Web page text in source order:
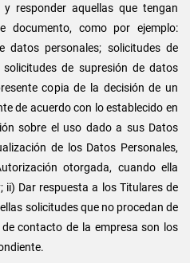
responder aquellas que tengan
documento, como por ejemplo:
datos personales; solicitudes de
de supresión de datos
copia de la decisión de un
de acuerdo con lo establecido en
sobre el uso dado a sus Datos
de los Datos Personales,
otorgada, cuando ella
ii) Dar respuesta a los Titulares de
solicitudes que no procedan de
contacto de la empresa son los